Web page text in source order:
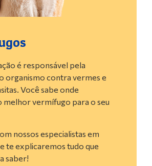
é responsável pela
organismo contra vermes e
Você sabe onde
melhor vermífugo para o seu
nossos especialistas em
te explicaremos tudo que
saber!